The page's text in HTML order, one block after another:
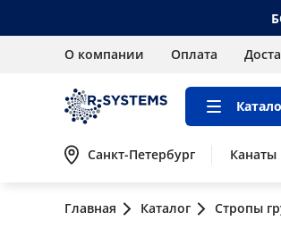
О компании Оплата
Санкт-Петербург Канаты
Главная Каталог Стропы